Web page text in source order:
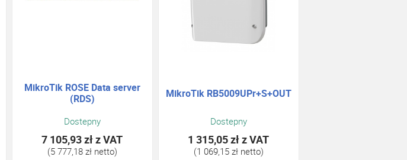
MikroTik ROSE Data server
(RDS)
Dostepny
7 105,93 złz VAT
(5 777,18 zł netto)
MikroTik RB5009UPr+S+OUT
Dostepny
1 315,05 złz VAT
(1 069,15 zł netto)